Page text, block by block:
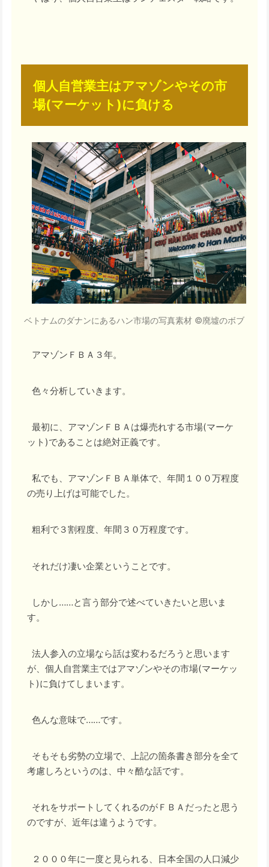
個人自営業主はアマゾンやその市
場(マーケット)に負ける
ベトナムのダナンにあるハン市場の写真素材 ©廃墟のボブ
アマゾンＦＢＡ３年。
色々分析していきます。
最初に、アマゾンＦＢＡは爆売れする市場(マーケ
ット)であることは絶対正義です。
私でも、アマゾンＦＢＡ単体で、年間１００万程度
の売り上げは可能でした。
粗利で３割程度、年間３０万程度です。
それだけ凄い企業ということです。
しかし……と言う部分で述べていきたいと思いま
す。
法人参入の立場なら話は変わるだろうと思います
が、個人自営業主ではアマゾンやその市場(マーケッ
ト)に負けてしまいます。
色んな意味で……です。
そもそも劣勢の立場で、上記の箇条書き部分を全て
考慮しろというのは、中々酷な話です。
それをサポートしてくれるのがＦＢＡだったと思う
のですが、近年は違うようです。
２０００年に一度と見られる、日本全国の人口減少